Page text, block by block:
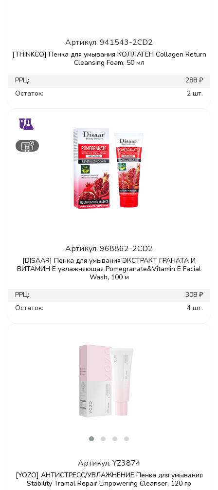
Артикул. 941543-2CD2
[THINKCO] Пенка для умывания КОЛЛАГЕН Collagen Return
Cleansing Foam, 50 мл
РРЦ:
288 ₽
Остаток:
2 шт.
Артикул. 968862-2CD2
[DISAAR] Пенка для умывания ЭКСТРАКТ ГРАНАТА И
ВИТАМИН Е увлажняющая Pomegranate&Vitamin E Facial
Wash, 100 м
РРЦ:
308 ₽
Остаток:
4 шт.
Артикул. YZ3874
[YOZO] АНТИСТРЕСС/УВЛАЖНЕНИЕ Пенка для умывания
Stability Tramal Repair Empowering Cleanser, 120 гр